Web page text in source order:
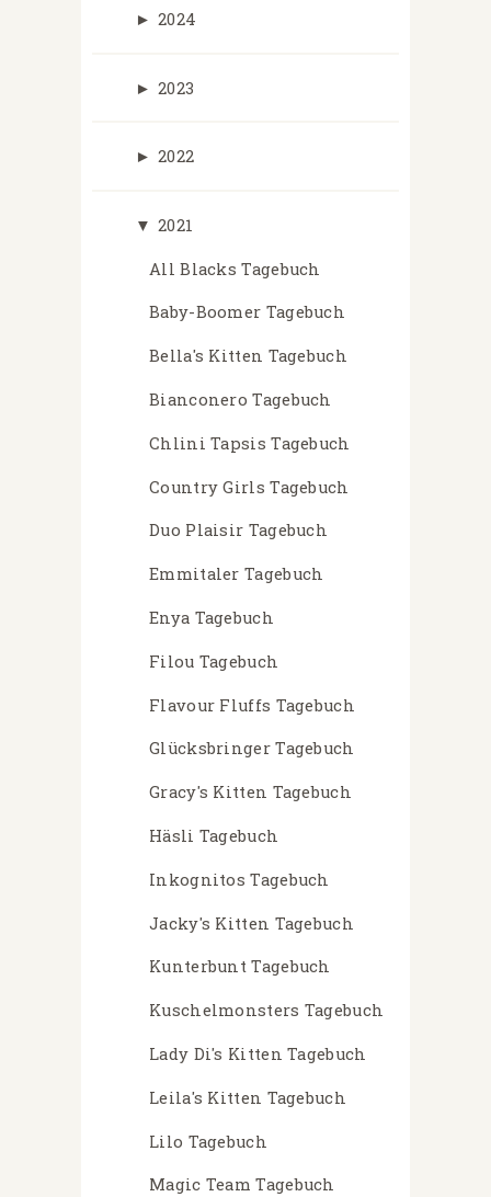
► 2024
► 2023
► 2022
▼ 2021
All Blacks Tagebuch
Baby-Boomer Tagebuch
Bella's Kitten Tagebuch
Bianconero Tagebuch
Chlini Tapsis Tagebuch
Country Girls Tagebuch
Duo Plaisir Tagebuch
Emmitaler Tagebuch
Enya Tagebuch
Filou Tagebuch
Flavour Fluffs Tagebuch
Glücksbringer Tagebuch
Gracy's Kitten Tagebuch
Häsli Tagebuch
Inkognitos Tagebuch
Jacky's Kitten Tagebuch
Kunterbunt Tagebuch
Kuschelmonsters Tagebuch
Lady Di's Kitten Tagebuch
Leila's Kitten Tagebuch
Lilo Tagebuch
Magic Team Tagebuch